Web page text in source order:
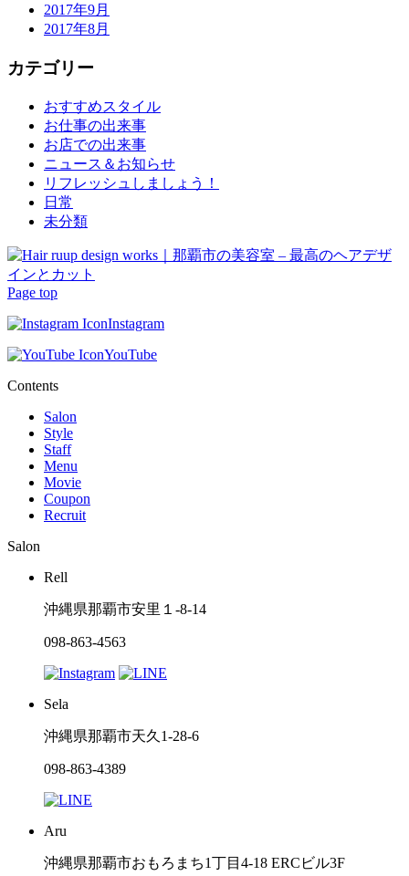
2017年9月
2017年8月
カテゴリー
おすすめスタイル
お仕事の出来事
お店での出来事
ニュース＆お知らせ
リフレッシュしましょう！
日常
未分類
Page top
Instagram
YouTube
Contents
Salon
Style
Staff
Menu
Movie
Coupon
Recruit
Salon
Rell
沖縄県那覇市安里１-8-14
098-863-4563
Sela
沖縄県那覇市天久1-28-6
098-863-4389
Aru
沖縄県那覇市おもろまち1丁目4-18 ERCビル3F